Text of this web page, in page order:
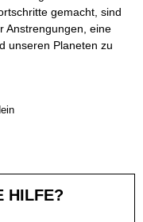
gemacht, sind
Anstrengungen, eine
unseren Planeten zu
HILFE?